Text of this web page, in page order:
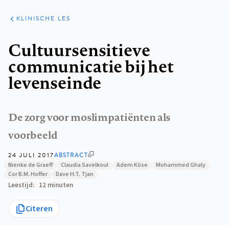
De zorg voor moslimpatiënten als
voorbeeld
ARTIKELEN
PRAKTIJK
KLINISCHE LES
Cultuursensitieve
communicatie bij het
levenseinde
24 JULI 2017ABSTRACT
Nienke de Graeff
Claudia Savelkoul Adem Köse
Mohammed Ghaly
Cor B.M. Hoffer
Dave H.T. Tjan
Leestijd 12 minuten
Citeren